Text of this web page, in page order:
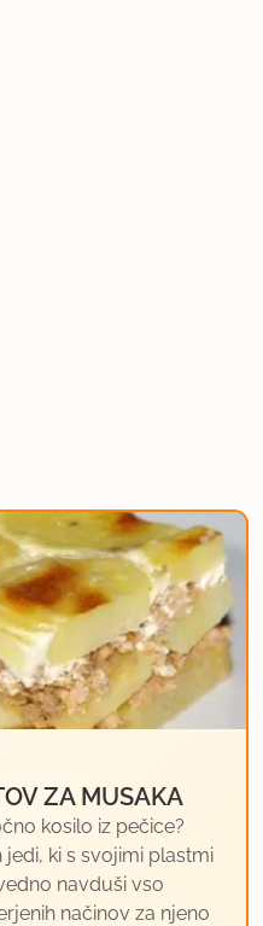
ZA MUSAKA
kosilo iz pečice?
ki s svojimi plastmi
navduši vso
načinov za njeno